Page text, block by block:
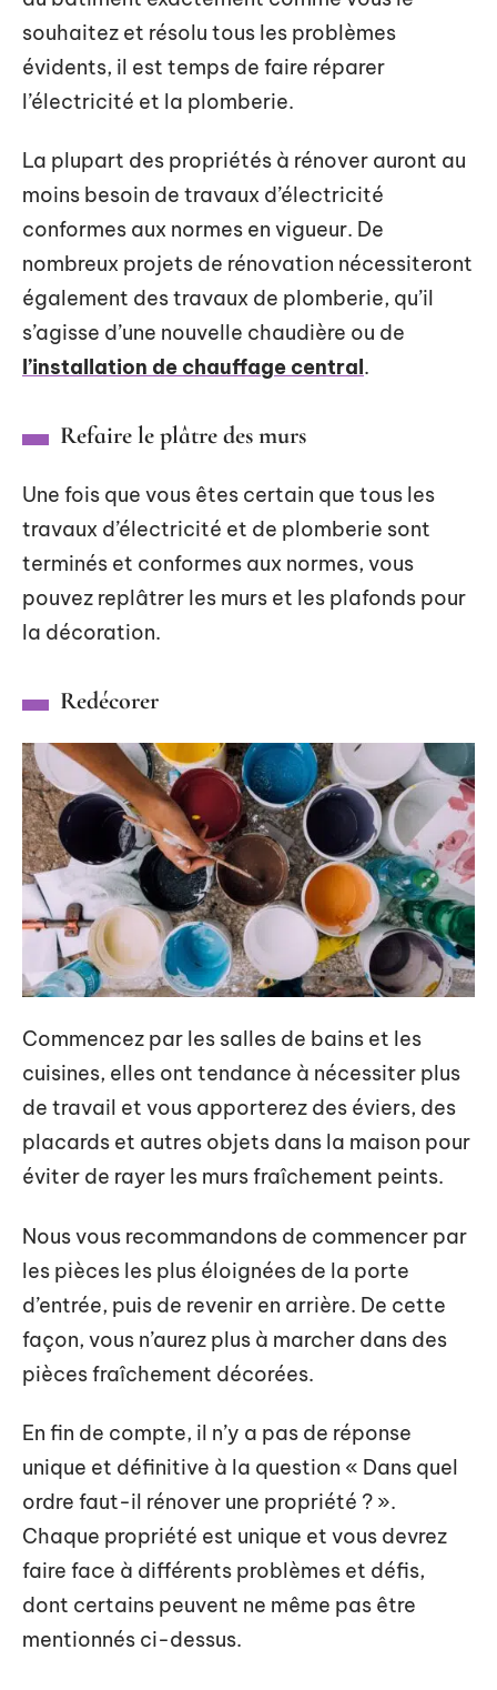
souhaitez et résolu tous les problèmes
évidents, il est temps de faire réparer
l’électricité et la plomberie.
La plupart des propriétés à rénover auront au
moins besoin de travaux d’électricité
conformes aux normes en vigueur. De
nombreux projets de rénovation nécessiteront
également des travaux de plomberie, qu’il
s’agisse d’une nouvelle chaudière ou de
l’installation de chauffage central.
Refaire le plâtre des murs
Une fois que vous êtes certain que tous les
travaux d’électricité et de plomberie sont
terminés et conformes aux normes, vous
pouvez replâtrer les murs et les plafonds pour
la décoration.
Redécorer
Commencez par les salles de bains et les
cuisines, elles ont tendance à nécessiter plus
de travail et vous apporterez des éviers, des
placards et autres objets dans la maison pour
éviter de rayer les murs fraîchement peints.
Nous vous recommandons de commencer par
les pièces les plus éloignées de la porte
d’entrée, puis de revenir en arrière. De cette
façon, vous n’aurez plus à marcher dans des
pièces fraîchement décorées.
En fin de compte, il n’y a pas de réponse
unique et définitive à la question « Dans quel
ordre faut-il rénover une propriété ? ».
Chaque propriété est unique et vous devrez
faire face à différents problèmes et défis,
dont certains peuvent ne même pas être
mentionnés ci-dessus.